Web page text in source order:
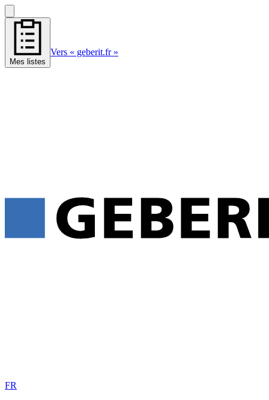
Mes listes
Vers « geberit.fr »
FR